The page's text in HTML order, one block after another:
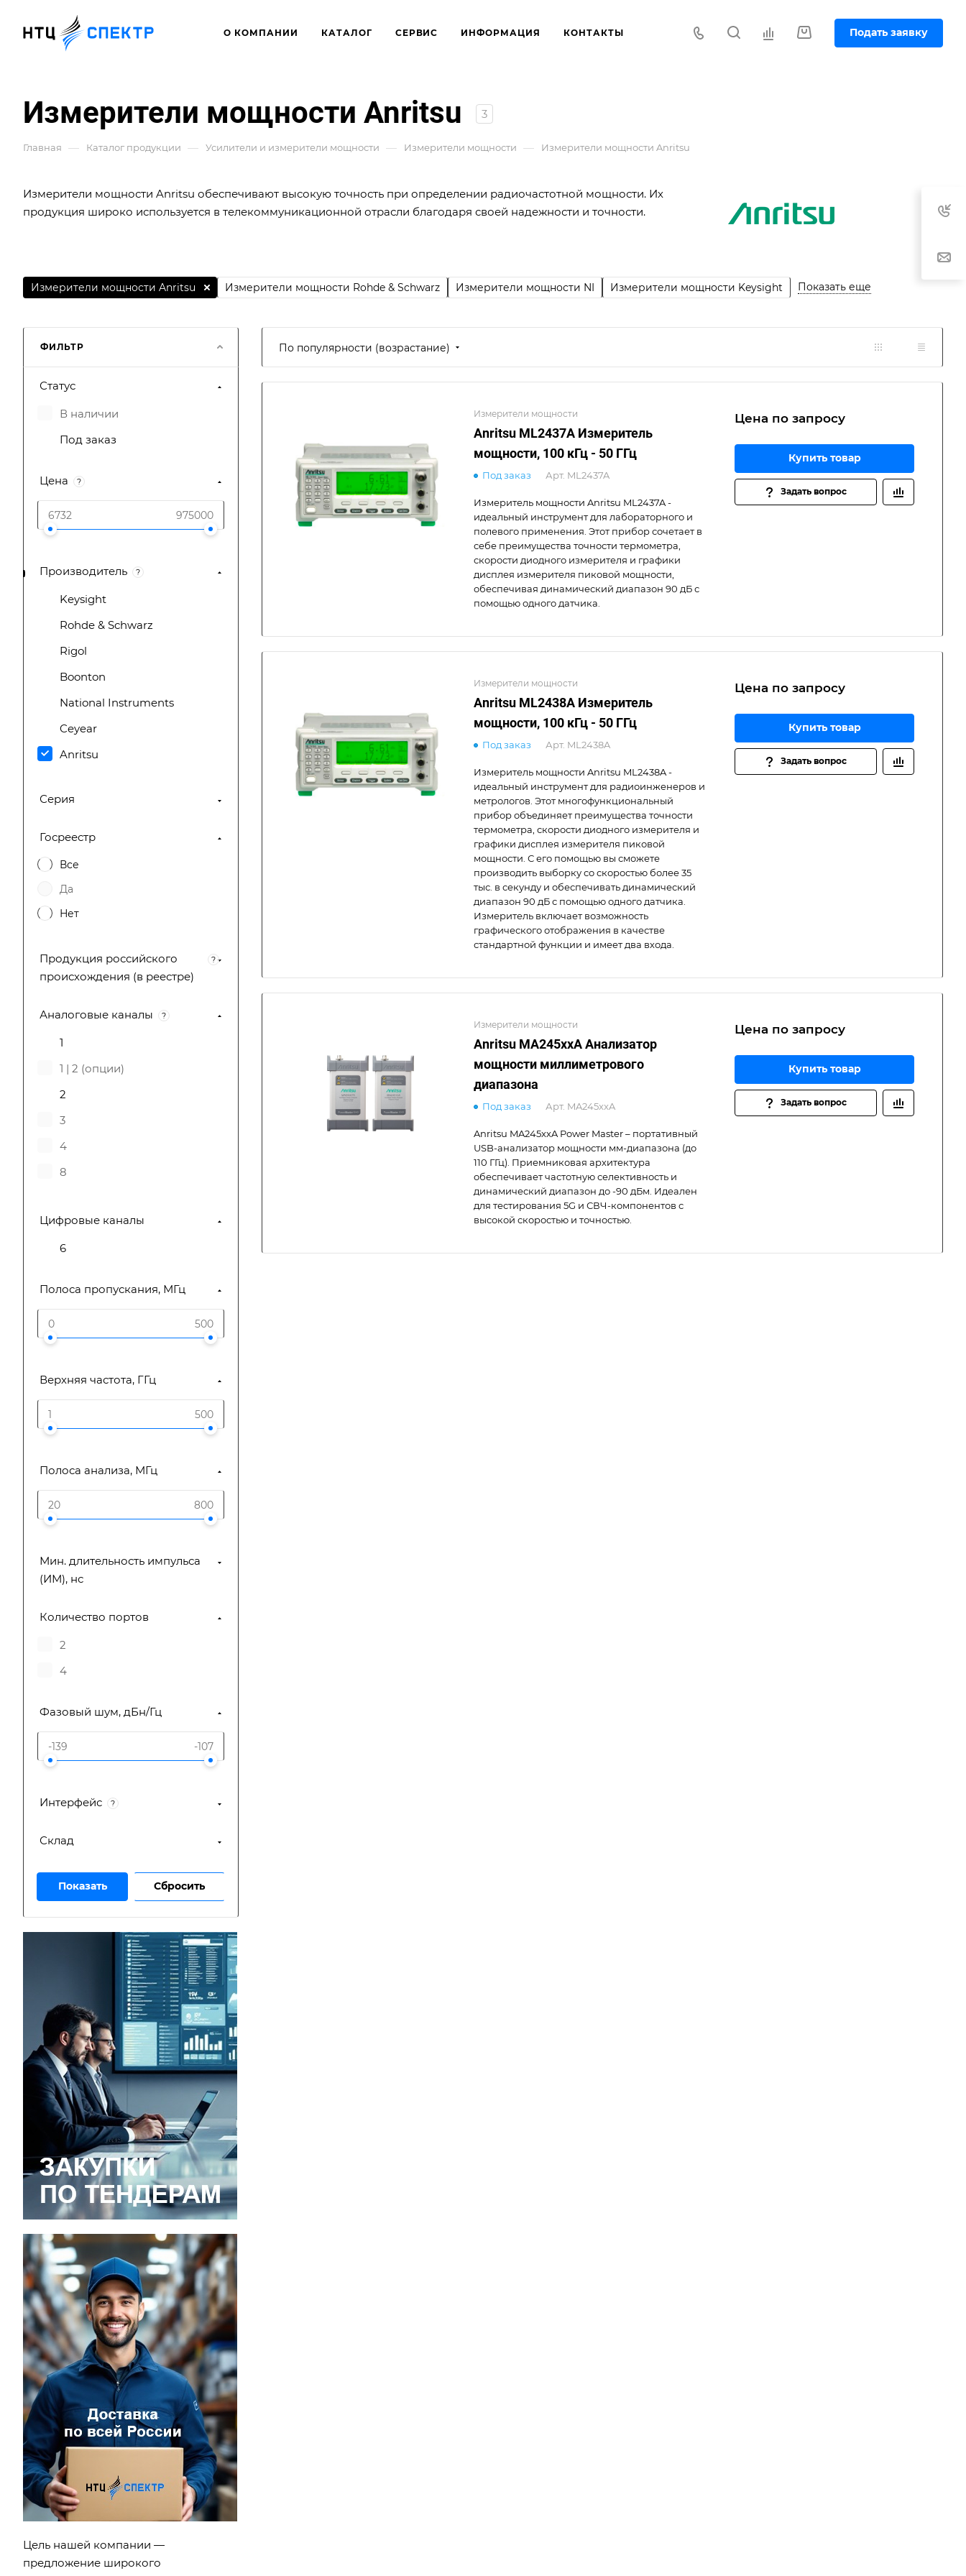
О КОМПАНИИ КАТАЛОГ СЕРВИС ИНФОРМАЦИЯ КОНТАКТЫ Подать заявку
Измерители мощности Anritsu 3
Главная — Каталог продукции — Усилители и измерители мощности — Измерители мощности — Измерители мощности Anritsu
Измерители мощности Anritsu обеспечивают высокую точность при определении радиочастотной мощности. Их
продукция широко используется в телекоммуникационной отрасли благодаря своей надежности и точности.
Измерители мощности Rohde & Schwarz Измерители мощности NI Измерители мощности Keysight
Измерители мощности Anritsu Показать еще
По популярности (возрастание)
Измерители мощности
Anritsu ML2437A Измеритель
мощности, 100 кГц - 50 ГГц
Под заказ Арт. ML2437A
Измеритель мощности Anritsu ML2437A -
идеальный инструмент для лабораторного и
полевого применения. Этот прибор сочетает в
себе преимущества точности термометра,
скорости диодного измерителя и графики
дисплея измерителя пиковой мощности,
обеспечивая динамический диапазон 90 дБ с
помощью одного датчика.
Цена по запросу
Купить товар
Задать вопрос
Измерители мощности
Anritsu ML2438A Измеритель
мощности, 100 кГц - 50 ГГц
Под заказ Арт. ML2438A
Измеритель мощности Anritsu ML2438A -
идеальный инструмент для радиоинженеров и
метрологов. Этот многофункциональный
прибор объединяет преимущества точности
термометра, скорости диодного измерителя и
графики дисплея измерителя пиковой
мощности. С его помощью вы сможете
производить выборку со скоростью более 35
тыс. в секунду и обеспечивать динамический
диапазон 90 дБ с помощью одного датчика.
Измеритель включает возможность
графического отображения в качестве
стандартной функции и имеет два входа.
Цена по запросу
Купить товар
Задать вопрос
Измерители мощности
Anritsu MA245xxA Анализатор
мощности миллиметрового
диапазона
Под заказ Арт. MA245xxA
Anritsu MA245xxA Power Master – портативный
USB-анализатор мощности мм-диапазона (до
110 ГГц). Приемниковая архитектура
обеспечивает частотную селективность и
динамический диапазон до -90 дБм. Идеален
для тестирования 5G и СВЧ-компонентов с
высокой скоростью и точностью.
Цена по запросу
Купить товар
Задать вопрос
ФИЛЬТР
Статус
В наличии
Под заказ
Цена ?
Производитель ?
Keysight
Rohde & Schwarz
Rigol
Boonton
National Instruments
Ceyear
Anritsu
НПО "РТС"
ПЛАНАР
АКМЕТЕХ
ГЦМО ЭМС
ВНИИФТРИ
МИКРАН
МИГ Трейдинг
Infosteraluna
Серия
Госреестр
Все
Да
Нет
Продукция российского
происхождения (в реестре)
?
Аналоговые каналы ?
1
1 | 2 (опции)
2
3
4
8
Цифровые каналы
6
Полоса пропускания, МГц
Верхняя частота, ГГц
Полоса анализа, МГц
Мин. длительность импульса
(ИМ), нс
Количество портов
2
4
Фазовый шум, дБн/Гц
Интерфейс ?
Склад
Сбросить
Цель нашей компании —
предложение широкого